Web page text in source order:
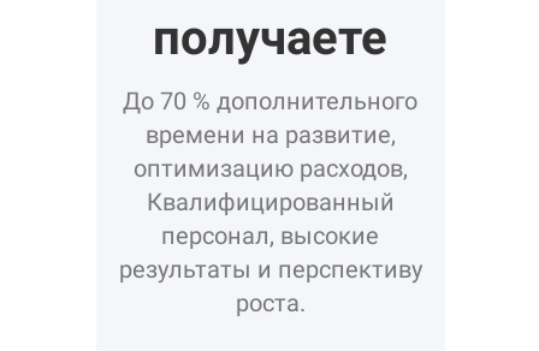
получаете
До 70 % дополнительного
времени на развитие,
оптимизацию расходов,
Квалифицированный
персонал, высокие
результаты и перспективу
роста.